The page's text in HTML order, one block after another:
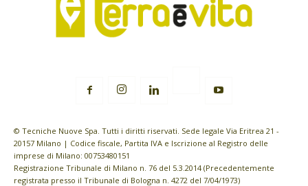
© Tecniche Nuove Spa. Tutti i diritti riservati. Sede legale Via Eritrea 21 -
20157 Milano | Codice fiscale, Partita IVA e Iscrizione al Registro delle
imprese di Milano: 00753480151
Registrazione Tribunale di Milano n. 76 del 5.3.2014 (Precedentemente
registrata presso il Tribunale di Bologna n. 4272 del 7/04/1973)